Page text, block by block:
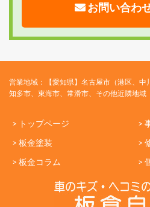
お問い合わ
営業地域：【愛知県】名古屋市（港区、中
知多市、東海市、常滑市、その他近隣地域
> トップページ
>
> 板金塗装
>
> 板金コラム
>